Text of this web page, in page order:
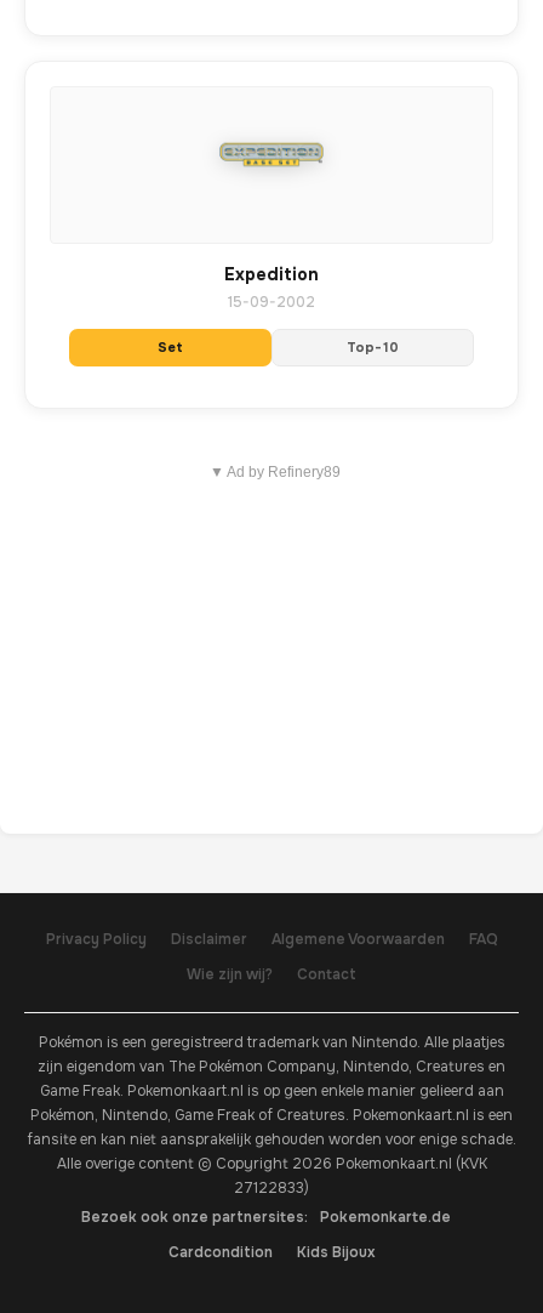
Expedition
15-09-2002
Set Top-10
▼ Ad by Refinery89
Privacy Policy Disclaimer Algemene Voorwaarden
FAQ
Wie zijn wij?
Contact
Pokémon is een geregistreerd trademark van Nintendo. Alle plaatjes
zijn eigendom van The Pokémon Company, Nintendo, Creatures en
Game Freak. Pokemonkaart.nl is op geen enkele manier gelieerd aan
Pokémon, Nintendo, Game Freak of Creatures. Pokemonkaart.nl is een
fansite en kan niet aansprakelijk gehouden worden voor enige schade.
Alle overige content © Copyright 2026 Pokemonkaart.nl (KVK
27122833)
Bezoek ook onze partnersites:
Pokemonkarte.de
Cardcondition
Kids Bijoux